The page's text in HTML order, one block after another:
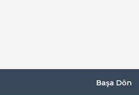
Başa Dön